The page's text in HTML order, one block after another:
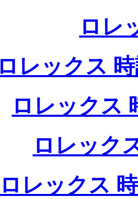
ロレ
ロレックス
ロレックス
ロレック
ロレックス